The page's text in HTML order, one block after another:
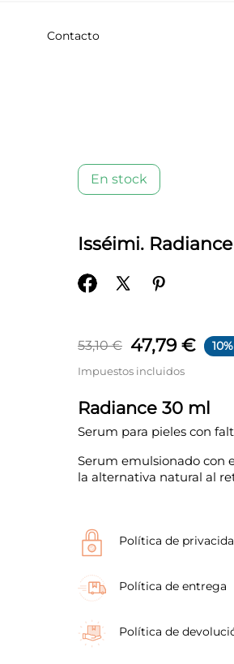
Contacto
En stock
Isséimi.
53,10 € 47,79 €
Impuestos incluidos
Radiance 30 ml
Serum para pieles con
Serum emulsionado con
la alternativa natural al
Política de
Política de entrega
Política de